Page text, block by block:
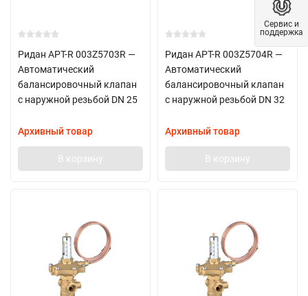
Ридан APT-R 003Z5703R —
Автоматический
балансировочный клапан
с наружной резьбой DN 25
Архивный товар
В корзину
Ридан APT-R 003Z5704R —
Автоматический
балансировочный клапан
с наружной резьбой DN 32
Архивный товар
В корзину
Сервис и
поддержка